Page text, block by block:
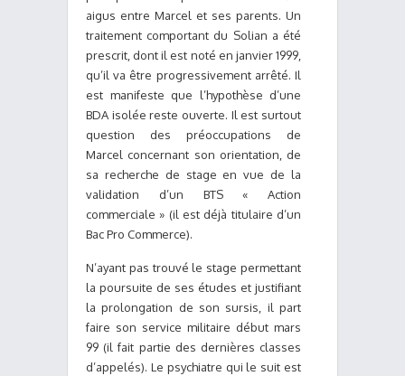
aigus entre Marcel et ses parents. Un
traitement comportant du Solian a été
prescrit, dont il est noté en janvier 1999,
qu’il va être progressivement arrêté. Il
est manifeste que l’hypothèse d’une
BDA isolée reste ouverte. Il est surtout
question des préoccupations de
Marcel concernant son orientation, de
sa recherche de stage en vue de la
validation d’un BTS « Action
commerciale » (il est déjà titulaire d’un
Bac Pro Commerce).
N’ayant pas trouvé le stage permettant
la poursuite de ses études et justifiant
la prolongation de son sursis, il part
faire son service militaire début mars
99 (il fait partie des dernières classes
d’appelés). Le psychiatre qui le suit est